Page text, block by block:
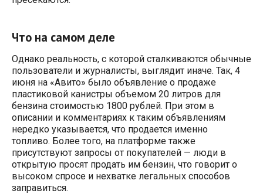
Что на самом деле
Однако реальность, с которой сталкиваются обычные
пользователи и журналисты, выглядит иначе. Так, 4
июня на «Авито» было объявление о продаже
пластиковой канистры объемом 20 литров для
бензина стоимостью 1800 рублей. При этом в
описании и комментариях к таким объявлениям
нередко указывается, что продается именно
топливо. Более того, на платформе также
присутствуют запросы от покупателей — люди в
открытую просят продать им бензин, что говорит о
высоком спросе и нехватке легальных способов
заправиться.